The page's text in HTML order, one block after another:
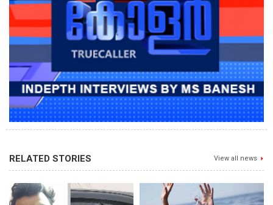
RELATED STORIES View all news